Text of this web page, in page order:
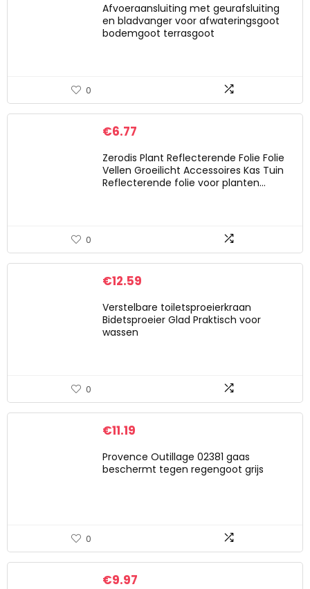
Afvoeraansluiting met geurafsluiting
en bladvanger voor afwateringsgoot
bodemgoot terrasgoot
0
€6.77
Zerodis Plant Reflecterende Folie Folie
Vellen Groeilicht Accessoires Kas Tuin
Reflecterende folie voor planten…
0
€12.59
Verstelbare toiletsproeierkraan
Bidetsproeier Glad Praktisch voor
wassen
0
€11.19
Provence Outillage 02381 gaas
beschermt tegen regengoot grijs
0
€9.97